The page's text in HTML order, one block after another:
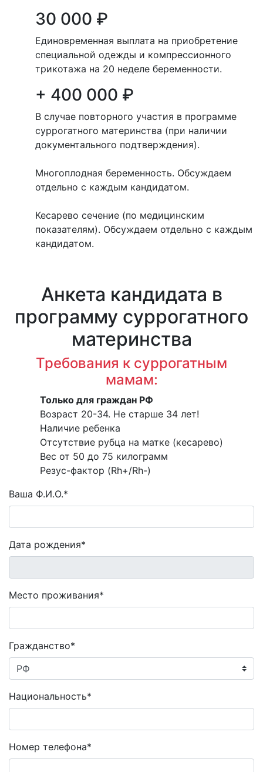
30 000 ₽
Единовременная выплата на приобретение
специальной одежды и компрессионного
трикотажа на 20 неделе беременности.
+ 400 000 ₽
В случае повторного участия в программе
суррогатного материнства (при наличии
документального подтверждения).
Многоплодная беременность. Обсуждаем
отдельно с каждым кандидатом.
Кесарево сечение (по медицинским
показателям). Обсуждаем отдельно с каждым
кандидатом.
Анкета кандидата в
программу суррогатного
материнства
Требования к суррогатным
мамам:
Только для граждан РФ
Возраст 20-34. Не старше 34 лет!
Наличие ребенка
Отсутствие рубца на матке (кесарево)
Вес от 50 до 75 килограмм
Резус-фактор (Rh+/Rh-)
Ваша Ф.И.О.*
Дата рождения*
Место проживания*
Гражданство*
Национальность*
Номер телефона*